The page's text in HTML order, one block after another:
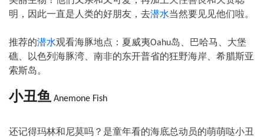
明，因此一直是人类的好朋友，去潜水当然要见见他们啦。
推荐的潜水观看海豚地点：夏威夷Oahu岛、巴哈马、大堡
礁、以色列海豚湾、南非的东开普省的狂野海岸、希腊斯亚
索斯岛。
小丑鱼 Anemone Fish
还记得玛林和尼莫吗？是童年看的海底总动员的萌萌哒小丑